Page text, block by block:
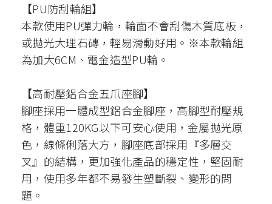
【PU防刮輪組】
本款使用PU彈力輪，輪面不會刮傷木質底板，
或拋光大理石磚，輕易滑動好用。※本款輪組
為加大6CM、電金造型PU輪。
【高耐壓鋁合金五爪座腳】
腳座採用一體成型鋁合金腳座，高腳型耐壓規
格，體重120KG以下可安心使用，金屬拋光原
色，線條俐落大方，腳座底部採用『多層交
叉』的結構，更加強化產品的穩定性，堅固耐
用，使用多年都不易發生塑斷裂、變形的問
題。